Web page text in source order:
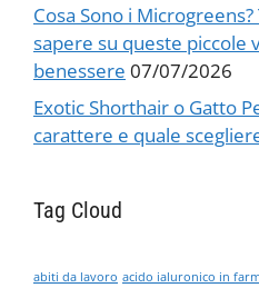
Cosa Sono i
sapere su queste piccole
benessere 07/07/2026
Exotic Shorthair o Gatto
carattere e quale
Tag Cloud
abiti da lavoro acido ialuronico in